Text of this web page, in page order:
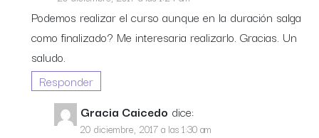
Podemos realizar el curso aunque en la duración salga
como finalizado? Me interesaria realizarlo. Gracias. Un
saludo.
Responder
Gracia Caicedo dice:
20 diciembre, 2017 a las 1:30 am